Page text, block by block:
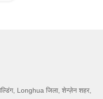
Longhua जिला, शेन्ज़ेन शहर,